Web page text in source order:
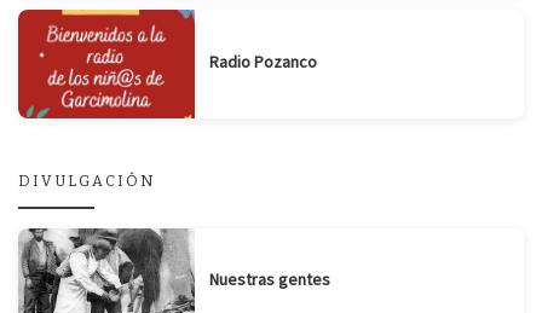
Radio Pozanco
DIVULGACIÓN
Nuestras gentes